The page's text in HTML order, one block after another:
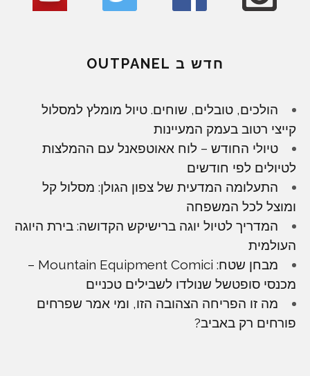
חדש ב OUTPANEL
הולכים, טובלים, שוחים. טיול מומלץ למסלול
קייצי רטוב בעמק המעיינות
טיולי החודש – לוח אאוטפאנל עם ההמלצות
לטיולים לפי חודשים
התעלומה המדעית של צפון הגולן: מסלול קל
ומוצל לכל המשפחה
המדריך לטיול יוגה ברישיקש הקדושה: בירת היוגה
העולמית
מבחן שטח: Mountain Equipment Comici –
מכנסי סופטשל שנולדו לשבילים טכניים
מה זו הפריחה הצהובה הזו, ומי אמר שפרחים
פורחים רק באביב?